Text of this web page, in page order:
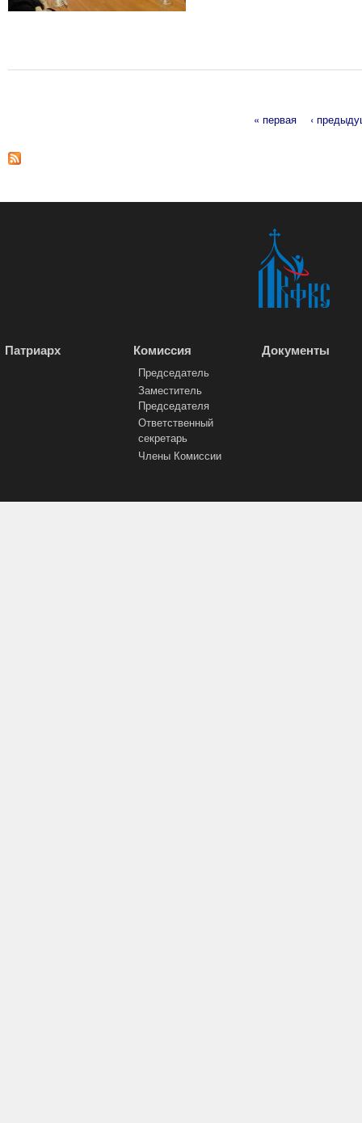
Страницы
« первая ‹
Патриарх Комиссия
Председатель
Заместитель
Председателя
Ответственный
секретарь
Члены Комиссии
Документы